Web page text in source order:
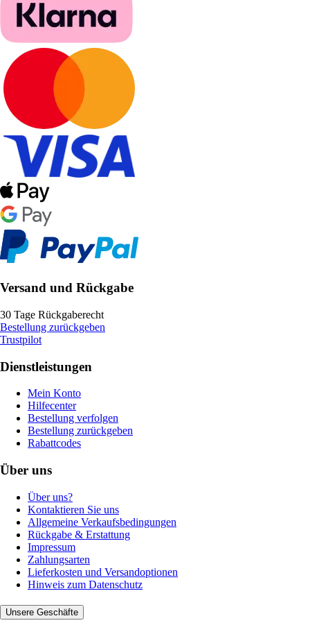
Versand und Rückgabe
30 Tage Rückgaberecht
Bestellung zurückgeben
Trustpilot
Dienstleistungen
Mein Konto
Hilfecenter
Bestellung verfolgen
Bestellung zurückgeben
Rabattcodes
Über uns
Über uns?
Kontaktieren Sie uns
Allgemeine Verkaufsbedingungen
Rückgabe & Erstattung
Impressum
Zahlungsarten
Lieferkosten und Versandoptionen
Hinweis zum Datenschutz
Unsere Geschäfte